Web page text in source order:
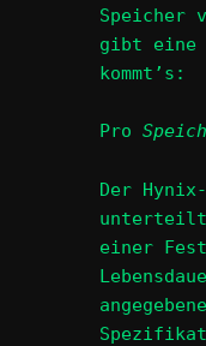
Speicher
gibt eine
kommt’s:
Pro
Der
unterteilt
einer